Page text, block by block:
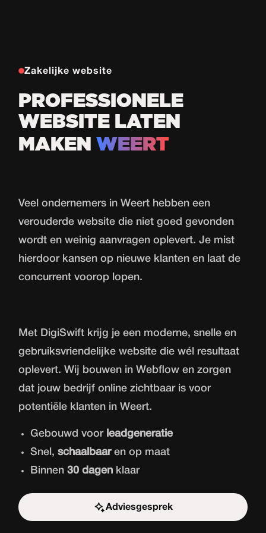
Zakelijke website
PROFESSIONELE
WEBSITE LATEN
MAKENWEERT
Veel ondernemers in Weert hebben een
verouderde website die niet goed gevonden
wordt en weinig aanvragen oplevert. Je mist
hierdoor kansen op nieuwe klanten en laat de
concurrent voorop lopen.
Met DigiSwift krijg je een moderne, snelle en
gebruiksvriendelijke website die wél resultaat
oplevert. Wij bouwen in Webflow en zorgen
dat jouw bedrijf online zichtbaar is voor
potentiële klanten in Weert.
Gebouwd voor leadgeneratie
Snel,schaalbaaren op maat
Binnen30 dagen klaar
Adviesgesprek
Start de uitdaging